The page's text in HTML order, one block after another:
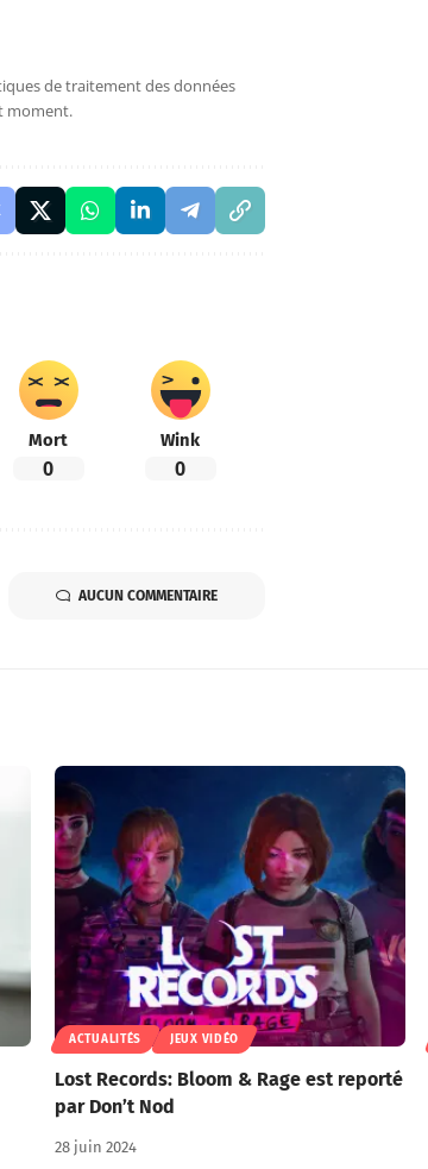
de traitement des données
moment.
Mort
0
Wink
0
AUCUN COMMENTAIRE
ACTUALITÉS JEUX VIDÉO
Lost Records: Bloom & Rage est reporté
par Don’t Nod
28 juin 2024